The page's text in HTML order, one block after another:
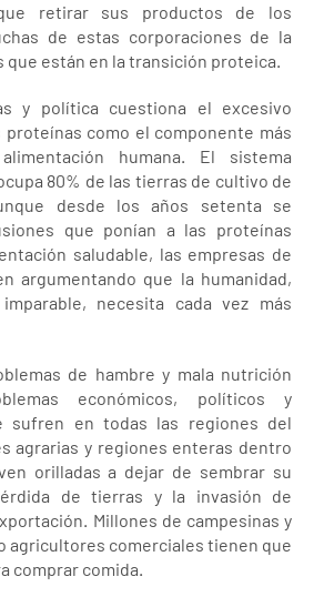
retirar sus productos de los
de estas corporaciones de la
que están en la transición proteica.
y política cuestiona el excesivo
como el componente más
humana. El sistema
80% de las tierras de cultivo de
desde los años setenta se
que ponían a las proteínas
saludable, las empresas de
argumentando que la humanidad,
necesita cada vez más
de hambre y mala nutrición
económicos, políticos y
sufren en todas las regiones del
agrarias y regiones enteras dentro
orilladas a dejar de sembrar su
de tierras y la invasión de
Millones de campesinas y
agricultores comerciales tienen que
comprar comida.